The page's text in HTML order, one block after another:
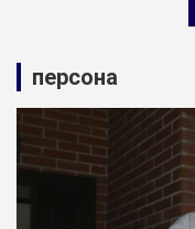
записям
персона